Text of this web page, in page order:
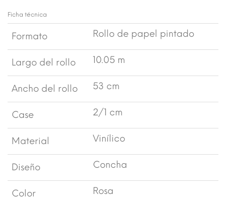
Ficha técnica
Formato Rollo de papel pintado
Largo del rollo 10.05 m
Ancho del rollo 53 cm
Case 2/1 cm
Material Vinílico
Diseño Concha
Color Rosa